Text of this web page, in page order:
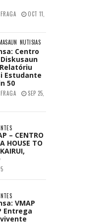
OCT 11,
NUTISIAS
Centro
Estudante
50
SEP 25,
– CENTRO
HOUSE TO
VMAP
Entrega